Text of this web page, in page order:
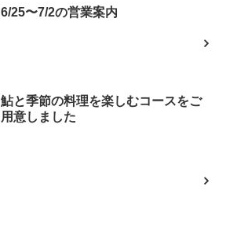
6/25〜7/2の営業案内
鮎と季節の料理を楽しむコースをご
用意しました